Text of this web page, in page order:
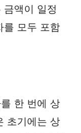
액이 일정
를 모두 포함
한 번에 상
초기에는 상